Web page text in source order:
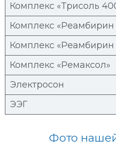
Комплекс «Трисоль
Комплекс «Реамбирин
Комплекс «Реамбирин
Комплекс «Ремаксол»
Электросон
ЭЭГ
Фото